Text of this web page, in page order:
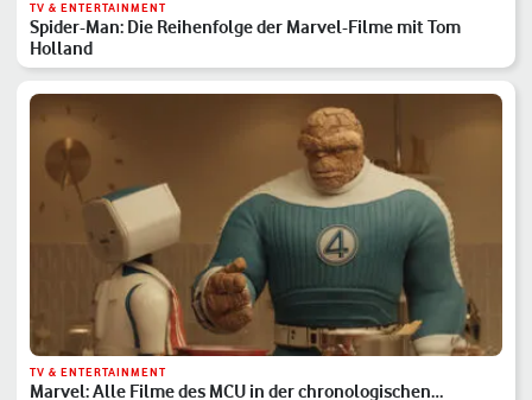
TV & ENTERTAINMENT
Spider-Man: Die Reihenfolge der Marvel-Filme mit Tom
Holland
TV & ENTERTAINMENT
Marvel: Alle Filme des MCU in der chronologischen